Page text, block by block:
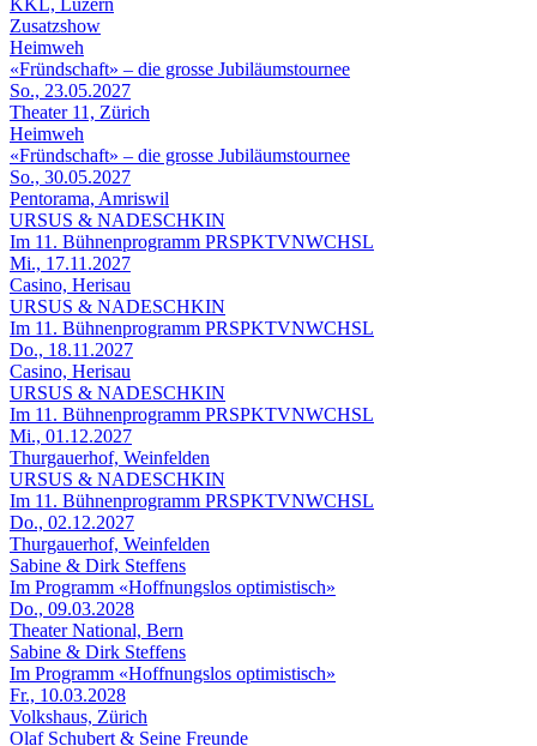
KKL, Luzern
Zusatzshow
Heimweh
«Fründschaft» – die grosse Jubiläumstournee
So., 23.05.2027
Theater 11, Zürich
Heimweh
«Fründschaft» – die grosse Jubiläumstournee
So., 30.05.2027
Pentorama, Amriswil
URSUS & NADESCHKIN
Im 11. Bühnenprogramm PRSPKTVNWCHSL
Mi., 17.11.2027
Casino, Herisau
URSUS & NADESCHKIN
Im 11. Bühnenprogramm PRSPKTVNWCHSL
Do., 18.11.2027
Casino, Herisau
URSUS & NADESCHKIN
Im 11. Bühnenprogramm PRSPKTVNWCHSL
Mi., 01.12.2027
Thurgauerhof, Weinfelden
URSUS & NADESCHKIN
Im 11. Bühnenprogramm PRSPKTVNWCHSL
Do., 02.12.2027
Thurgauerhof, Weinfelden
Sabine & Dirk Steffens
Im Programm «Hoffnungslos optimistisch»
Do., 09.03.2028
Theater National, Bern
Sabine & Dirk Steffens
Im Programm «Hoffnungslos optimistisch»
Fr., 10.03.2028
Volkshaus, Zürich
Olaf Schubert & Seine Freunde